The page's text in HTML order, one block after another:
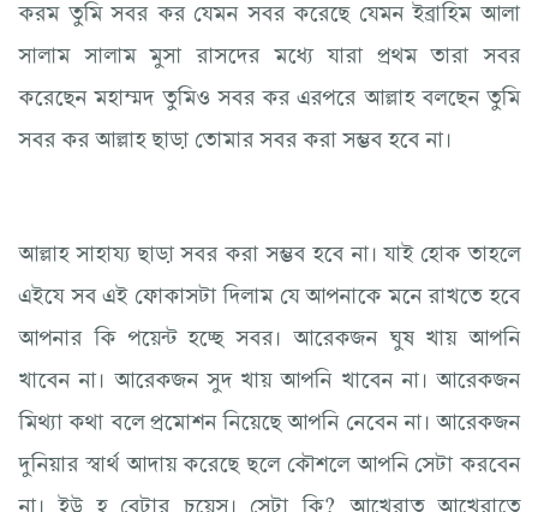
করম তুমি সবর কর যেমন সবর করেছে যেমন ইব্রাহিম আলা
সালাম সালাম মুসা রাসদের মধ্যে যারা প্রথম তারা সবর
করেছেন মহাম্মদ তুমিও সবর কর এরপরে আল্লাহ বলছেন তুমি
সবর কর আল্লাহ ছাড়া তোমার সবর করা সম্ভব হবে না।
আল্লাহ সাহায্য ছাড়া সবর করা সম্ভব হবে না। যাই হোক তাহলে
এইযে সব এই ফোকাসটা দিলাম যে আপনাকে মনে রাখতে হবে
আপনার কি পয়েন্ট হচ্ছে সবর। আরেকজন ঘুষ খায় আপনি
খাবেন না। আরেকজন সুদ খায় আপনি খাবেন না। আরেকজন
মিথ্যা কথা বলে প্রমোশন নিয়েছে আপনি নেবেন না। আরেকজন
দুনিয়ার স্বার্থ আদায় করেছে ছলে কৌশলে আপনি সেটা করবেন
না। ইউ হ বেটার চয়েস। সেটা কি? আখেরাত আখেরাতে